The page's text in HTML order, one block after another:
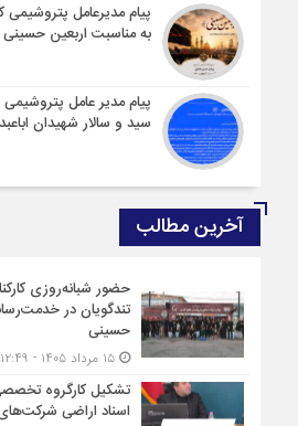
پیام مدیرعامل پتروشیمی
به مناسبت اربعین حسینی
پیام مدیر عامل
سید و سالار شهیدان
آخرین مطالب
حضور شبانه‌روزی
تندگویان در
حسینی
۱۵ مرداد ۱۴۰۵ - ۱۲:۴۹
تشکیل کارگروه
اسناد اراضی